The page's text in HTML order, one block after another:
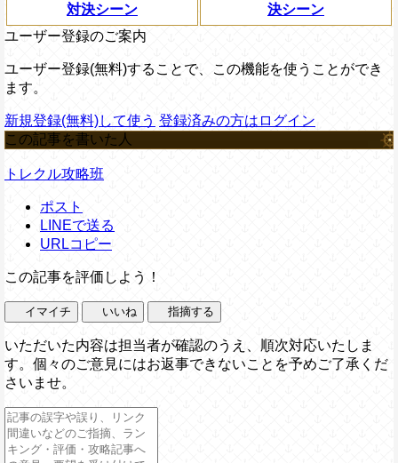
対決シーン
決シーン
ユーザー登録のご案内
ユーザー登録(無料)することで、この機能を使うことができ
ます。
新規登録(無料)して使う 登録済みの方はログイン
この記事を書いた人
トレクル攻略班
ポスト
LINEで送る
URLコピー
この記事を評価しよう！
イマイチ いいね 指摘する
いただいた内容は担当者が確認のうえ、順次対応いたしま
す。個々のご意見にはお返事できないことを予めご了承くだ
さいませ。